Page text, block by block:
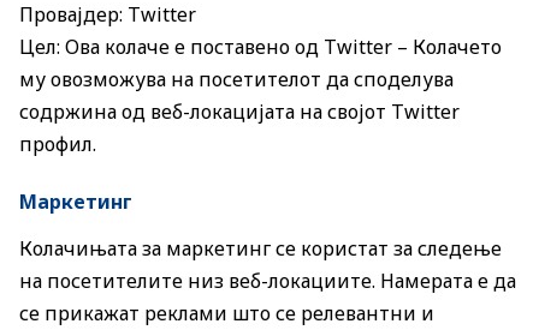
Провајдер: Twitter
Цел: Ова колаче е поставено од Twitter – Колачето
му овозможува на посетителот да споделува
содржина од веб-локацијата на својот Twitter
профил.
Маркетинг
Колачињата за маркетинг се користат за следење
на посетителите низ веб-локациите. Намерата е да
се прикажат реклами што се релевантни и